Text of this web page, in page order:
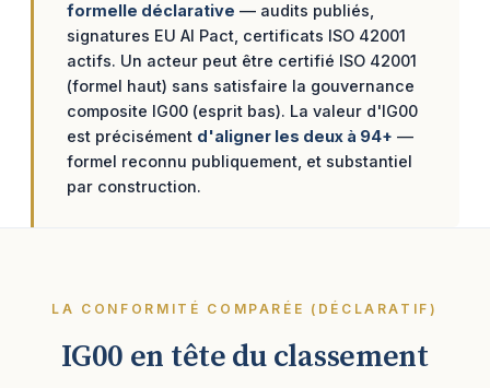
formelle déclarative — audits publiés,
signatures EU AI Pact, certificats ISO 42001
actifs. Un acteur peut être certifié ISO 42001
(formel haut) sans satisfaire la gouvernance
composite IG00 (esprit bas). La valeur d'IG00
est précisément d'aligner les deux à 94+ —
formel reconnu publiquement, et substantiel
par construction.
LA CONFORMITÉ COMPARÉE (DÉCLARATIF)
IG00 en tête du classement